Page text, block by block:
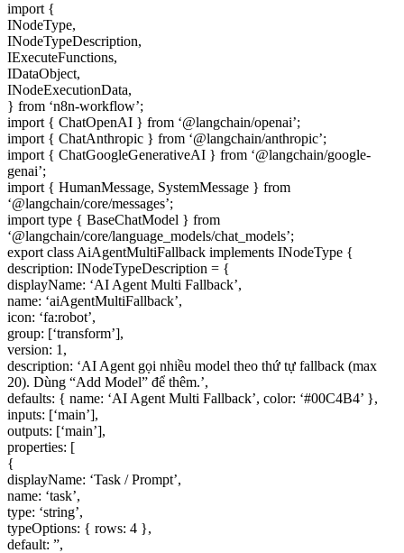
import {
INodeType,
INodeTypeDescription,
IExecuteFunctions,
IDataObject,
INodeExecutionData,
} from ‘n8n-workflow’;
import { ChatOpenAI } from ‘@langchain/openai’;
import { ChatAnthropic } from ‘@langchain/anthropic’;
import { ChatGoogleGenerativeAI } from ‘@langchain/google-
genai’;
import { HumanMessage, SystemMessage } from
‘@langchain/core/messages’;
import type { BaseChatModel } from
‘@langchain/core/language_models/chat_models’;
export class AiAgentMultiFallback implements INodeType {
description: INodeTypeDescription = {
displayName: ‘AI Agent Multi Fallback’,
name: ‘aiAgentMultiFallback’,
icon: ‘fa:robot’,
group: [‘transform’],
version: 1,
description: ‘AI Agent gọi nhiều model theo thứ tự fallback (max
20). Dùng “Add Model” để thêm.’,
defaults: { name: ‘AI Agent Multi Fallback’, color: ‘#00C4B4’ },
inputs: [‘main’],
outputs: [‘main’],
properties: [
{
displayName: ‘Task / Prompt’,
name: ‘task’,
type: ‘string’,
typeOptions: { rows: 4 },
default: ”,